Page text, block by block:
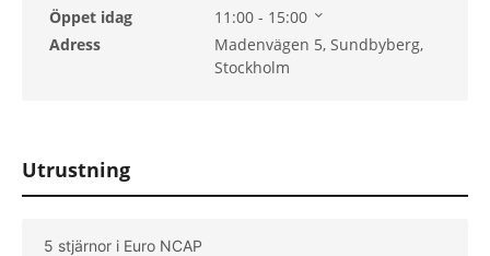
Öppet idag
11:00 - 15:00
Söndag
11:00 - 15:00
Måndag
Adress
Madenvägen 5, Sundbyberg,
Stockholm
Utrustning
5 stjärnor i Euro NCAP